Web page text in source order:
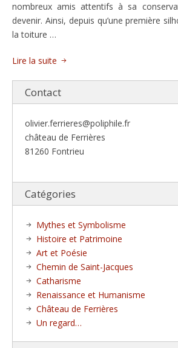
nombreux amis attentifs à sa
devenir. Ainsi, depuis qu’une première
la toiture …
Lire la suite
Contact
olivier.ferrieres@poliphile.fr
château de Ferrières
81260 Fontrieu
Catégories
Mythes et Symbolisme
Histoire et Patrimoine
Art et Poésie
Chemin de Saint-Jacques
Catharisme
Renaissance et Humanisme
Château de Ferrières
Un regard…